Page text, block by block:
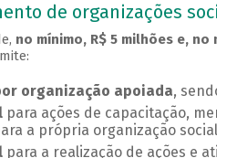
de organizações
no mínimo, R$ 5 milhões e, no
organização apoiada, sendo:
para ações de capacitação,
a própria organização social.
para a realização de ações e